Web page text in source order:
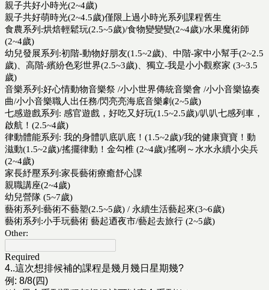
親子共好小時光(2~4歲)
親子共好萌時光(2~4.5歲)僅限上過小時光系列課程舊生
食農系列:烘焙輕鬆玩(2.5~5歲)/食物變變變(2~4歲)/水果魔術師
(2~4歲)
幼兒發展系列:初階-動物好朋友(1.5~2歲)、中階-家中小幫手(2~2.5
歲)、高階-繽紛色彩世界(2.5~3歲)、獨立-我是小小觀察家 (3~3.5
歲)
音樂系列:好心情動物音樂祭 /小小世界傳統音樂會 /小小音樂協奏
曲/小小音樂職人出任務/閃亮亮海底音樂劇(2~5歲)
七感遊戲系列: 感官遊戲，好吃又好玩(1.5~2.5歲)/叭叭七感列車，
啟航！(2.5~4歲)
律動體能系列: 我的身體叭底叭底！(1.5~2歲)/我的健康寶寶！動
滋動(1.5~2歲)/搖擺律動！金勾椎 (2~4歲)/搖咧～水水永續小尖兵
(2~4歲)
家長紓壓系列:家長藝術療癒舒心課
親職講座(2~4歲)
幼兒營隊 (5~7歲)
藝術系列:藝術不藝塑(2.5~5歲) / 永續生活藝起來(3~6歲)
藝術系列:小手玩藝術 藝起迺夜市/藝起去旅行 (2~5歲)
Other:
Required
4..這次想排候補的課程是幾月幾日星期幾?
例: 8/8(四)